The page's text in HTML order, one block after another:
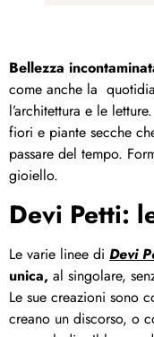
Bellezza
come anche la
l’architettura e le
fiori e piante secche
passare del tempo.
gioiello.
Devi Petti:
Le varie linee di Devi
unica, al singolare,
Le sue creazioni sono
creano un discorso, o